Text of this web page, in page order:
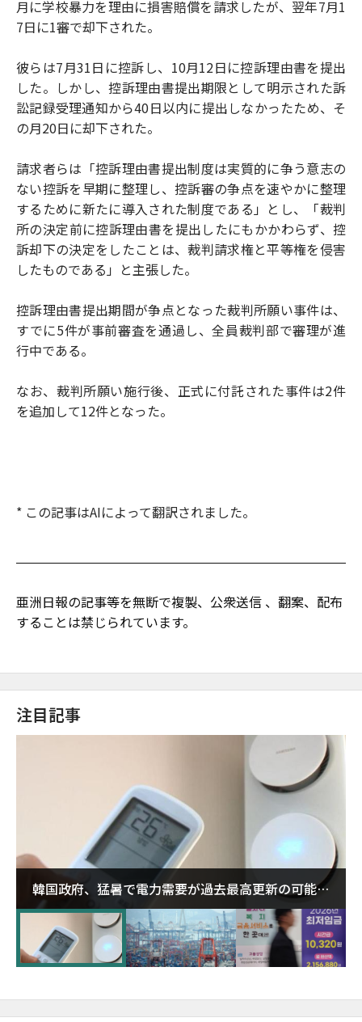
月に学校暴力を理由に損害賠償を請求したが、翌年7月1
7日に1審で却下された。
彼らは7月31日に控訴し、10月12日に控訴理由書を提出
した。しかし、控訴理由書提出期限として明示された訴
訟記録受理通知から40日以内に提出しなかったため、そ
の月20日に却下された。
請求者らは「控訴理由書提出制度は実質的に争う意志の
ない控訴を早期に整理し、控訴審の争点を速やかに整理
するために新たに導入された制度である」とし、「裁判
所の決定前に控訴理由書を提出したにもかかわらず、控
訴却下の決定をしたことは、裁判請求権と平等権を侵害
したものである」と主張した。
控訴理由書提出期間が争点となった裁判所願い事件は、
すでに5件が事前審査を通過し、全員裁判部で審理が進
行中である。
なお、裁判所願い施行後、正式に付託された事件は2件
を追加して12件となった。
* この記事はAIによって翻訳されました。
亜洲日報の記事等を無断で複製、公衆送信 、翻案、配布
することは禁じられています。
注目記事
韓国政府、猛暑で電力需要が過去最高更新の可能性
に需給対応体制を点検